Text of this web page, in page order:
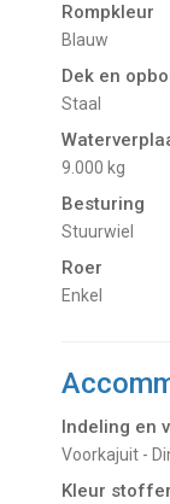
Rompkleur
Blauw
Dek en
Staal
9.000 kg
Besturing
Stuurwiel
Roer
Enkel
Indeling en
Voorkajuit -
Kleur